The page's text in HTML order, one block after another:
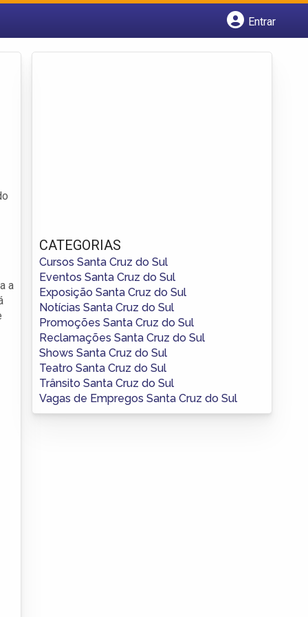
Entrar
a
CATEGORIAS
Cursos Santa Cruz do Sul
Eventos Santa Cruz do Sul
Exposição Santa Cruz do Sul
Notícias Santa Cruz do Sul
Promoções Santa Cruz do Sul
Reclamações Santa Cruz do Sul
Shows Santa Cruz do Sul
Teatro Santa Cruz do Sul
Trânsito Santa Cruz do Sul
Vagas de Empregos Santa Cruz do Sul